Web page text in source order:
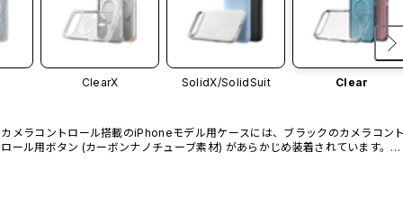
ClearX SolidX/SolidSuit Clear
カメラコントロール搭載のiPhoneモデル用ケースには、ブラックのカメラコン
ロール用ボタン (カーボンナノチューブ素材) があらかじめ装着されています。他